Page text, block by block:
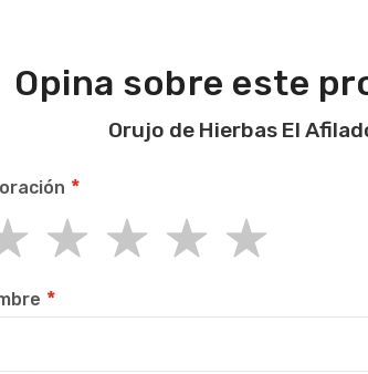
Opina sobre este
Orujo de Hierbas El